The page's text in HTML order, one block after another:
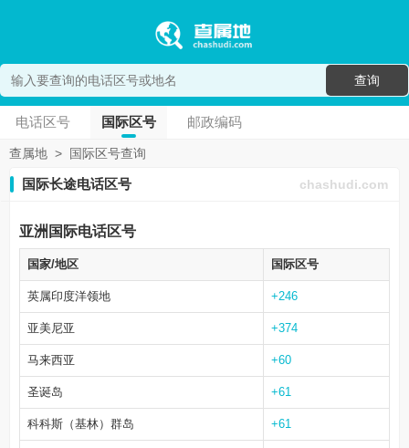
查询
电话区号 国际区号 邮政编码
查属地 > 国际区号查询
国际长途电话区号 chashudi.com
亚洲国际电话区号
国家/地区 国际区号
英属印度洋领地 +246
亚美尼亚 +374
马来西亚 +60
圣诞岛 +61
科科斯（基林）群岛 +61